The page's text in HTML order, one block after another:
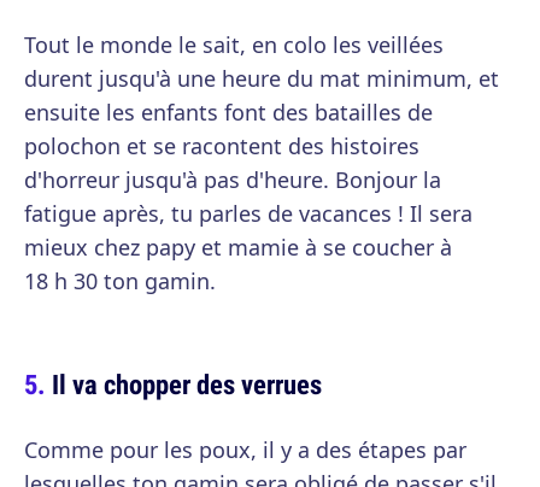
Tout le monde le sait, en colo les veillées
durent jusqu'à une heure du mat minimum, et
ensuite les enfants font des batailles de
polochon et se racontent des histoires
d'horreur jusqu'à pas d'heure. Bonjour la
fatigue après, tu parles de vacances ! Il sera
mieux chez papy et mamie à se coucher à
18 h 30 ton gamin.
Il va chopper des verrues
Comme pour les poux, il y a des étapes par